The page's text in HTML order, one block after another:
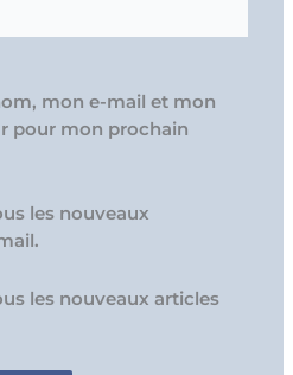
mon e-mail et mon
pour mon prochain
les nouveaux
les nouveaux articles